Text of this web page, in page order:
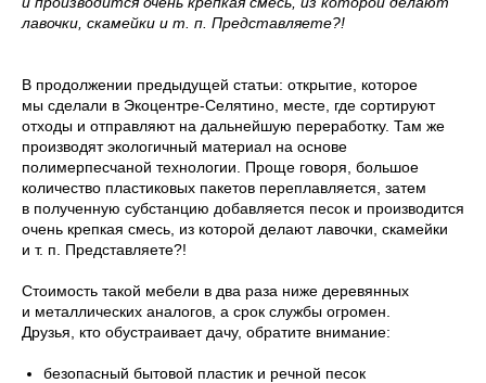
лавочки, скамейки и т. п. Представляете?!
В продолжении предыдущей статьи: открытие, которое
мы сделали в Экоцентре-Селятино, месте, где сортируют
отходы и отправляют на дальнейшую переработку. Там же
производят экологичный материал на основе
полимерпесчаной технологии. Проще говоря, большое
количество пластиковых пакетов переплавляется, затем
в полученную субстанцию добавляется песок и производится
очень крепкая смесь, из которой делают лавочки, скамейки
и т. п. Представляете?!
Стоимость такой мебели в два раза ниже деревянных
и металлических аналогов, а срок службы огромен.
Друзья, кто обустраивает дачу, обратите внимание:
безопасный бытовой пластик и речной песок
welcome@ar-agency.ru